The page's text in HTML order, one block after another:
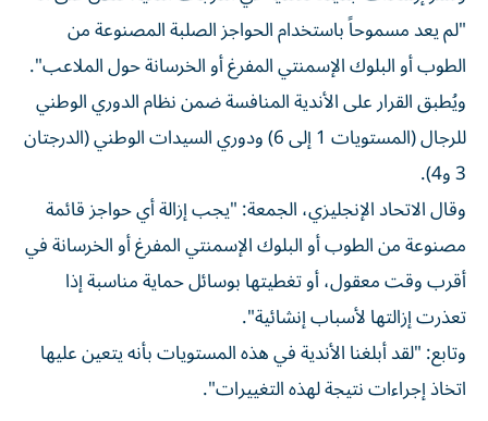
"لم يعد مسموحاً باستخدام الحواجز الصلبة المصنوعة من
الطوب أو البلوك الإسمنتي المفرغ أو الخرسانة حول الملاعب".
ويُطبق القرار على الأندية المنافسة ضمن نظام الدوري الوطني
للرجال (المستويات 1 إلى 6) ودوري السيدات الوطني (الدرجتان
3 و4).
وقال الاتحاد الإنجليزي، الجمعة: "يجب إزالة أي حواجز قائمة
مصنوعة من الطوب أو البلوك الإسمنتي المفرغ أو الخرسانة في
أقرب وقت معقول، أو تغطيتها بوسائل حماية مناسبة إذا
تعذرت إزالتها لأسباب إنشائية".
وتابع: "لقد أبلغنا الأندية في هذه المستويات بأنه يتعين عليها
اتخاذ إجراءات نتيجة لهذه التغييرات".